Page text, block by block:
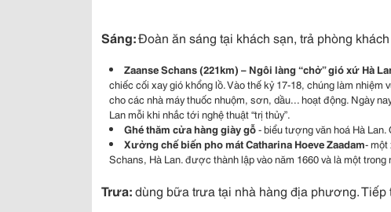
Sáng:Đoàn ăn sáng tại khách sạn, trả phòng
Zaanse Schans(221km) – Ngôi làng “chở” gió xứ Hà
chiếc cối xay gió khổng lồ. Vào thế kỷ 17-18, chúng làm
cho các nhà máy thuốc nhuộm, sơn, dầu... hoạt động. Ngày
Lan mỗi khi nhắc tới nghệ thuật “trị thủy”.
Ghé thăm cửa hàng giày gỗ- biểu tượng văn hoá Hà
Xưởng chế biến pho mát Catharina Hoeve Zaadam- một
Schans, Hà Lan. được thành lập vào năm 1660 và là một
Trưa:dùng bữa trưa tại nhà hàng địa phương. Tiếp